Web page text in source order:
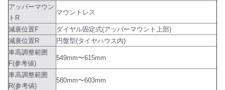
アッパーマウン
トR
マウントレス
減衰位置F
ダイヤル固定式(アッパーマウント上部)
減衰位置R
円盤型(タイヤハウス内)
車高調整範囲
F(参考値)
549mm〜615mm
車高調整範囲
R(参考値)
580mm〜603mm